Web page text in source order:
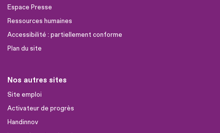
Espace Presse
Ressources humaines
Accessibilité : partiellement conforme
Plan du site
Nos autres sites
Site emploi
Activateur de progrès
Handinnov